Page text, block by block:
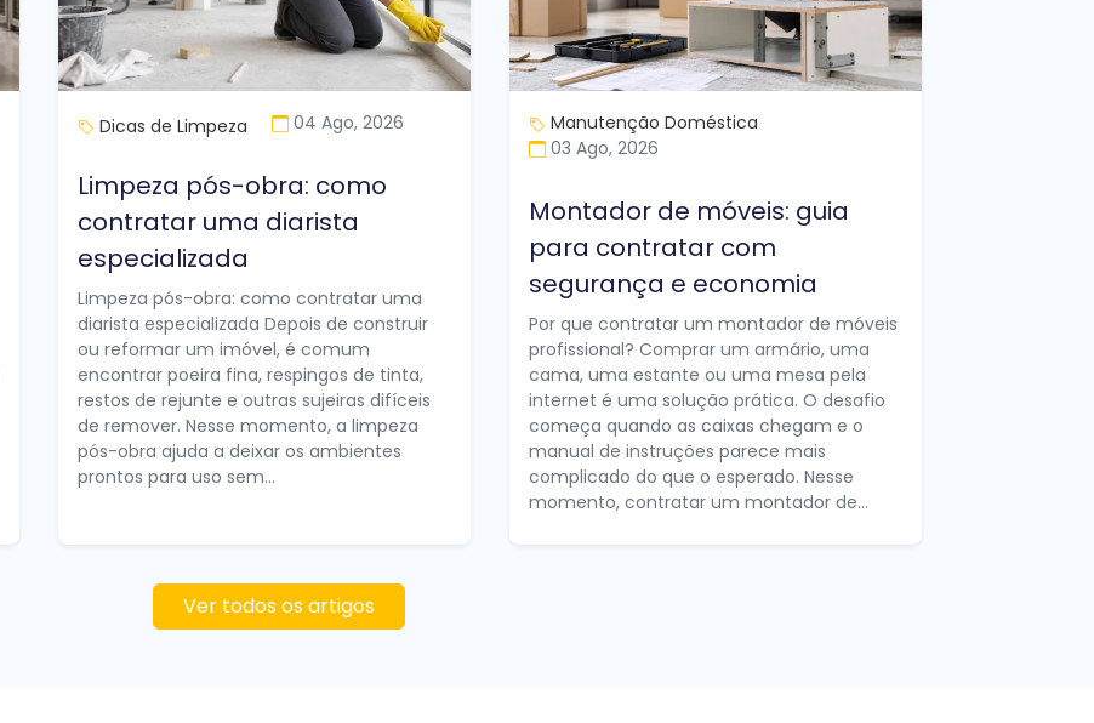
Dicas de Limpeza 04 Ago, 2026
Limpeza pós-obra: como
contratar uma diarista
especializada
Limpeza pós-obra: como contratar uma
diarista especializada Depois de construir
ou reformar um imóvel, é comum
encontrar poeira fina, respingos de tinta,
restos de rejunte e outras sujeiras difíceis
de remover. Nesse momento, a limpeza
pós-obra ajuda a deixar os ambientes
prontos para uso sem...
Manutenção Doméstica
03 Ago, 2026
Montador de móveis: guia
para contratar com
segurança e economia
Por que contratar um montador de móveis
profissional? Comprar um armário, uma
cama, uma estante ou uma mesa pela
internet é uma solução prática. O desafio
começa quando as caixas chegam e o
manual de instruções parece mais
complicado do que o esperado. Nesse
momento, contratar um montador de...
Ver todos os artigos